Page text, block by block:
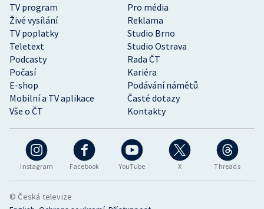
Instagram Facebook YouTube X Threads
TV program
Pro média
Živé vysílání
Reklama
TV poplatky
Studio Brno
Teletext
Studio Ostrava
Podcasty
Rada ČT
Počasí
Kariéra
E-shop
Podávání námětů
Mobilní a TV aplikace
Časté dotazy
Vše o ČT
Kontakty
© Česká televize